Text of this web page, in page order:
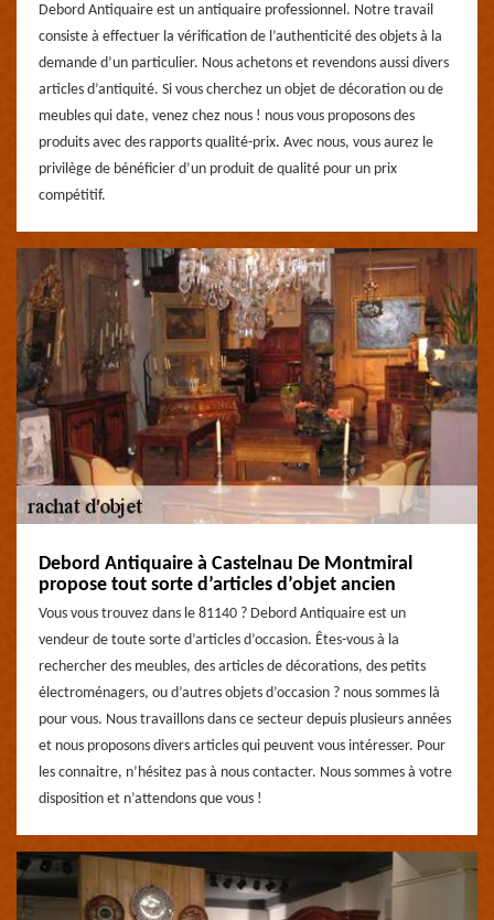
Debord Antiquaire est un antiquaire professionnel. Notre travail
consiste à effectuer la vérification de l’authenticité des objets à la
demande d’un particulier. Nous achetons et revendons aussi divers
articles d’antiquité. Si vous cherchez un objet de décoration ou de
meubles qui date, venez chez nous ! nous vous proposons des
produits avec des rapports qualité-prix. Avec nous, vous aurez le
privilège de bénéficier d’un produit de qualité pour un prix
compétitif.
Debord Antiquaire à Castelnau De Montmiral
propose tout sorte d’articles d’objet ancien
Vous vous trouvez dans le 81140 ? Debord Antiquaire est un
vendeur de toute sorte d’articles d’occasion. Êtes-vous à la
rechercher des meubles, des articles de décorations, des petits
électroménagers, ou d’autres objets d’occasion ? nous sommes là
pour vous. Nous travaillons dans ce secteur depuis plusieurs années
et nous proposons divers articles qui peuvent vous intéresser. Pour
les connaitre, n’hésitez pas à nous contacter. Nous sommes à votre
disposition et n’attendons que vous !